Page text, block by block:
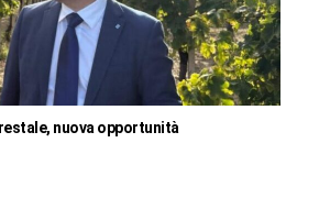
nuova opportunità